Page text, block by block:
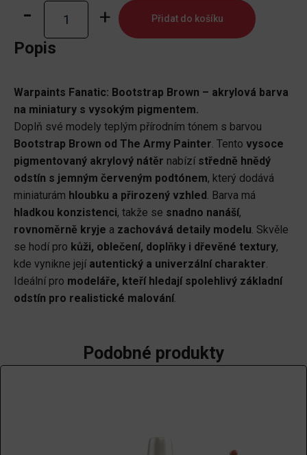
Warpaints
Fanatic:
Bootstrap
Přidat do košíku
Popis
Warpaints Fanatic: Bootstrap Brown – akrylová barva
na miniatury s vysokým pigmentem.
Doplň své modely teplým přírodním tónem s barvou
Bootstrap Brown od The Army Painter . Tento vysoce
pigmentovaný akrylový nátěr nabízí středně hnědý
odstín s jemným červeným podtónem, který dodává
miniaturám hloubku a přirozený vzhled . Barva má
hladkou konzistenci, takže se snadno nanáší,
rovnoměrně kryje a zachovává detaily modelu . Skvěle
se hodí pro kůži, oblečení, doplňky i dřevěné textury,
kde vynikne její autentický a univerzální charakter
Ideální pro modeláře, kteří hledají spolehlivý základní
odstín pro realistické malování.
Podobné produkty